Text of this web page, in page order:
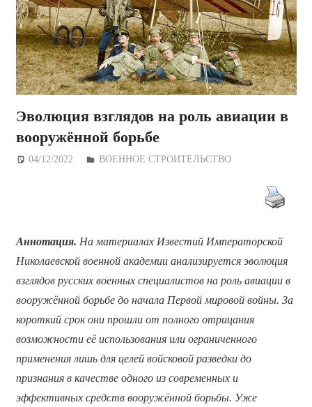
Эволюция взглядов на роль авиации в
вооружённой борьбе
04/12/2022 Дежурный по Редакции
ВОЕННОЕ СТРОИТЕЛЬСТВО
Аннотация. На материалах Известий Императорской
Николаевской военной академии анализируется эволюция
взглядов русских военных специалистов на роль авиации в
вооружённой борьбе до начала Первой мировой войны. За
короткий срок они прошли от полного отрицания
возможности её использования или ограниченного
применения лишь для целей войсковой разведки до
признания в качестве одного из современных и
эффективных средств вооружённой борьбы. Уже